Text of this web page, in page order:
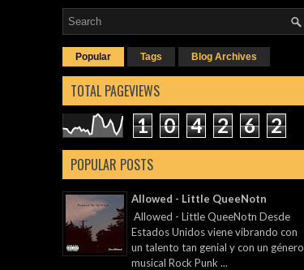
Popular Tags Blog Archives
TOTAL PAGEVIEWS
1 0 4 2 6 2
POPULAR POSTS
Allowed - Little QueeNotn
Allowed - Little QueeNotn Desde
Estados Unidos viene vibrando con
un talento tan genial y con un género
musical Rock Punk ...